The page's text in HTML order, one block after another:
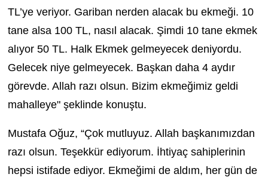
TL’ye veriyor. Gariban nerden alacak bu ekmeği. 10
tane alsa 100 TL, nasıl alacak. Şimdi 10 tane ekmek
alıyor 50 TL. Halk Ekmek gelmeyecek deniyordu.
Gelecek niye gelmeyecek. Başkan daha 4 aydır
görevde. Allah razı olsun. Bizim ekmeğimiz geldi
mahalleye" şeklinde konuştu.
Mustafa Oğuz, “Çok mutluyuz. Allah başkanımızdan
razı olsun. Teşekkür ediyorum. İhtiyaç sahiplerinin
hepsi istifade ediyor. Ekmeğimi de aldım, her gün de